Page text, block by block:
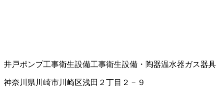
井戸ポンプ工事衛生設備工事衛生設備・陶器温水器ガス器具
神奈川県川崎市川崎区浅田２丁目２－９